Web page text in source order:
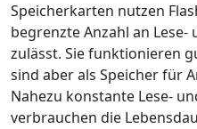
Speicherkarten nutzen
begrenzte Anzahl an
zulässt. Sie funktionieren
sind aber als Speicher für
Nahezu konstante Lese-
verbrauchen die